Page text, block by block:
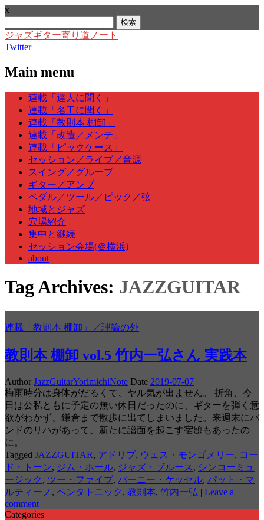
x
索:
ジャズギター寄り道ノート
Twitter
Main menu
Skip
content
連載「達人に聞く」
連載「名工に聞く」
連載「教則本 棚卸」
連載「改造／メンテ」
連載「ピックケース」
セッション／ライブ／音源
スイング／グルーブ
ギター／アンプ
ペダル／ツール／ピック／弦
地域とジャズ
穴場紹介
集中と継続
セッション会場(＠横浜)
about
Tag Archives: JAZZGUITAR
連載「教則本 棚卸」／理論の外
教則本 棚卸 vol.5 竹内一弘さん 実践本
Author JazzGuitarYorimichiNote Date 2019-07-07
梅雨時分は身体がだるくて、ヤル気が出ません。 折角、今
日は公私ともに予定の無い休日だったのに、ギターを弾く意
欲がわかず、鎌倉まで散歩に出てしまいました。来週末にバ
ンドのリハがあって、新たに譜面を起こす宿題もあったの
に。
Tagged JAZZGUITAR, アドリブ, ウェス・モンゴメリー, コー
ド・トーン, ジム・ホール, ジャズ・ブルース , シンコーミュ
ージック , ツー・ファイブ, バーニー・ケッセル, パット・マ
ルティーノ , ペンタトニック , 教則本, 竹内一弘 | Leave a
comment |
Categories